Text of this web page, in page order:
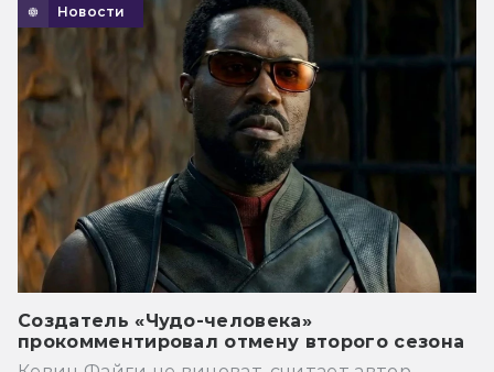
Новости
Создатель «Чудо-человека»
прокомментировал отмену второго сезона